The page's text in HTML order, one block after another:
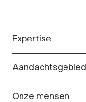
Expertise
Aandachtsgebied
Onze mensen